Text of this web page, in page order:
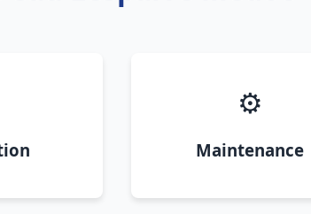
⚙️
Maintenance